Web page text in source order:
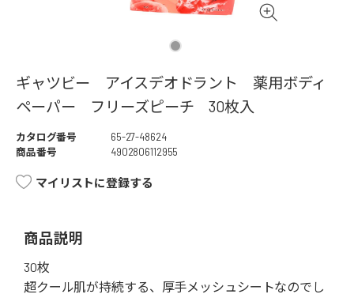
ギャツビー アイスデオドラント 薬用ボディ
ペーパー フリーズピーチ 30枚入
カタログ番号
65-27-48624
商品番号
4902806112955
マイリストに登録する
商品説明
30枚
超クール肌が持続する、厚手メッシュシートなのでし